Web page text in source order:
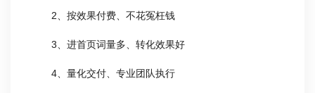
2、按效果付费、不花冤枉钱
3、进首页词量多、转化效果好
4、量化交付、专业团队执行